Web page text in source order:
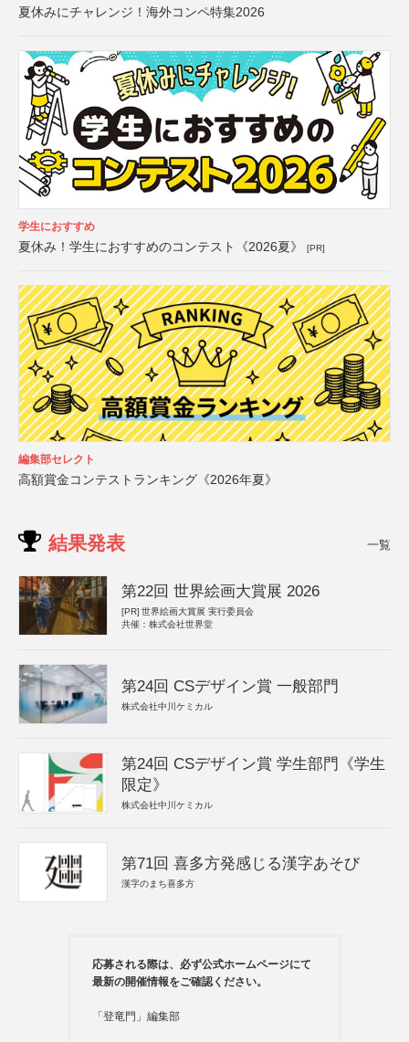
夏休みにチャレンジ！海外コンペ特集2026
学生におすすめ
夏休み！学生におすすめのコンテスト《2026夏》 [PR]
編集部セレクト
高額賞金コンテストランキング《2026年夏》
結果発表 一覧
第22回 世界絵画大賞展 2026
[PR] 世界絵画大賞展 実行委員会
共催：株式会社世界堂
第24回 CSデザイン賞 一般部門
株式会社中川ケミカル
第24回 CSデザイン賞 学生部門《学生
限定》
株式会社中川ケミカル
第71回 喜多方発感じる漢字あそび
漢字のまち喜多方
応募される際は、必ず公式ホームページにて
最新の開催情報をご確認ください。
「登竜門」編集部